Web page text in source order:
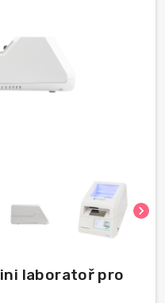
chevron_right
laboratoř pro